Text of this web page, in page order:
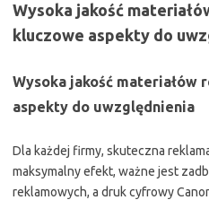
Wysoka jakość
kluczowe aspekty do
Wysoka jakość materiałów
aspekty do uwzględnienia
Dla każdej firmy, skuteczna
maksymalny efekt, ważne jest
reklamowych, a druk cyfrowy